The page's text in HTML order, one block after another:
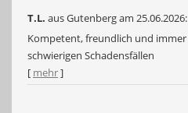
T.L. aus Gutenbergam 25.06.2026:
Kompetent, freundlich und
schwierigen Schadensfällen
[ mehr]